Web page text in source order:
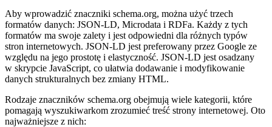
Aby wprowadzić znaczniki schema.org, można użyć trzech
formatów danych: JSON-LD, Microdata i RDFa. Każdy z tych
formatów ma swoje zalety i jest odpowiedni dla różnych typów
stron internetowych. JSON-LD jest preferowany przez Google ze
względu na jego prostotę i elastyczność. JSON-LD jest osadzany
w skrypcie JavaScript, co ułatwia dodawanie i modyfikowanie
danych strukturalnych bez zmiany HTML.
Rodzaje znaczników schema.org obejmują wiele kategorii, które
pomagają wyszukiwarkom zrozumieć treść strony internetowej. Oto
najważniejsze z nich: